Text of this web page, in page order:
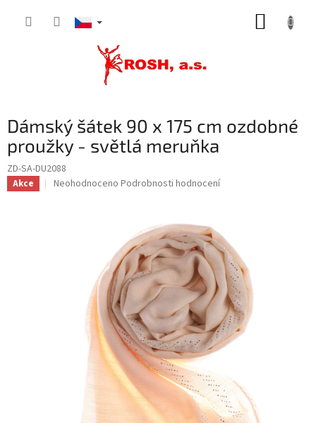
Dámský šátek 90 x 175 cm ozdobné
proužky - světlá meruňka
ZD-SA-DU2088
Akce
Průměrné
hvězdiček.
Neohodnoceno Podrobnosti hodnocení